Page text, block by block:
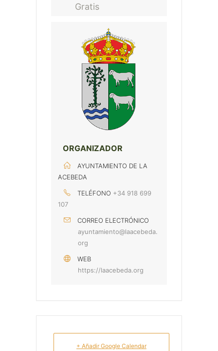
Gratis
ORGANIZADOR
AYUNTAMIENTO DE LA
ACEBEDA
TELÉFONO +34 918 699
107
CORREO ELECTRÓNICO
ayuntamiento@laacebeda.
org
WEB
https://laacebeda.org
+ Añadir Google Calendar